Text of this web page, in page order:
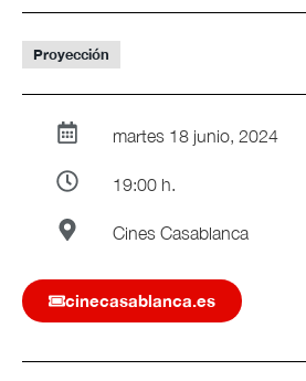
Proyección
martes 18 junio, 2024
19:00 h.
Cines Casablanca
cinecasablanca.es